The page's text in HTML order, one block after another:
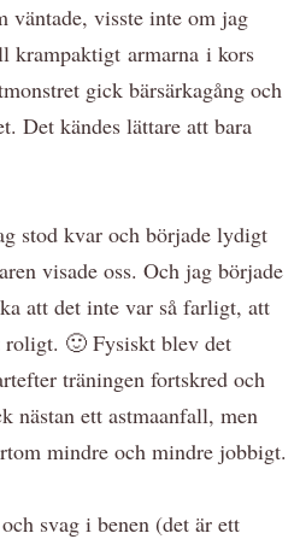
väntade, visste inte om jag
krampaktigt armarna i kors
gick bärsärkagång och
Det kändes lättare att bara
stod kvar och började lydigt
visade oss. Och jag började
att det inte var så farligt, att
🙂 Fysiskt blev det
träningen fortskred och
nästan ett astmaanfall, men
mindre och mindre jobbigt.
svag i benen (det är ett